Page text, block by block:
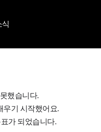
식
했습니다.
우기 시작했어요.
가 되었습니다.